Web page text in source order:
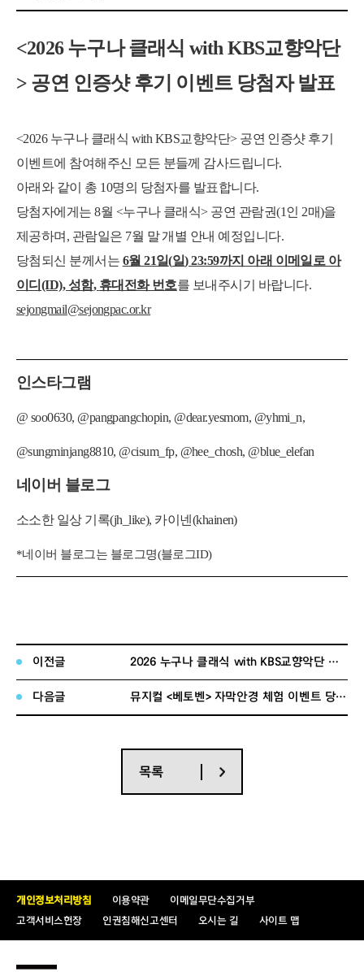
<2026누구나 클래식 with KBS교향악단
> 공연 인증샷 후기 이벤트 당첨자 발표
<2026 누구나 클래식 with KBS교향악단> 공연 인증샷 후기
이벤트에 참여해주신 모든 분들께 감사드립니다.
아래와 같이 총 10명의 당첨자를 발표합니다.
당첨자에게는8월 <누구나 클래식> 공연 관람권(1인 2매)을
제공하며 , 관람일은 7월 말 개별 안내 예정입니다.
당첨되신 분께서는 6월21일(일) 23:59까지 아래 이메일로 아
이디 (ID), 성함, 휴대전화 번호를 보내주시기 바랍니다.
sejongmail@sejongpac.or.kr
인스타그램
@ soo0630, @pangpangchopin, @dear.yesmom, @yhmi_n,
@sungminjang8810, @cisum_fp, @hee_chosh, @blue_elefan
네이버 블로그
소소한 일상 기록(jh_like), 카이넨 (khainen)
*네이버 블로그는 블로그명(블로그ID)
이전글 2026 누구나 클래식 with KBS교향악단 추첨 이벤트 당첨자 발표
다음글 뮤지컬 <베토벤> 자막안경 체험 이벤트 당첨자 발표
목록
개인정보처리방침 이용약관
이메일무단수집거부
고객서비스헌장
인권침해신고센터 오시는 길 사이트 맵